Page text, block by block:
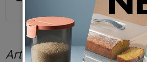
Artículos relacionados